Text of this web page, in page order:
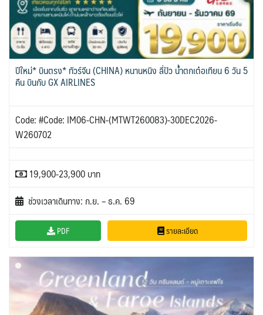
ปีใหม่* บินตรง* ทัวร์จีน (CHINA) หนานหนิง ลี่ปัว น้ำตกเต๋อเทียน 6 วัน 5
คืน บินกับ GX AIRLINES
Code: #Code: IM06-CHN-(MTWT260083)-30DEC2026-
W260702
19,900-23,900 บาท
ช่วงเวลาเดินทาง: ก.ย. – ธ.ค. 69
PDF รายละเอียด